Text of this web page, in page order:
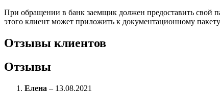
При обращении в банк заемщик должен предоставить
этого клиент может приложить к документационному
Отзывы клиентов
Отзывы
Елена – 13.08.2021